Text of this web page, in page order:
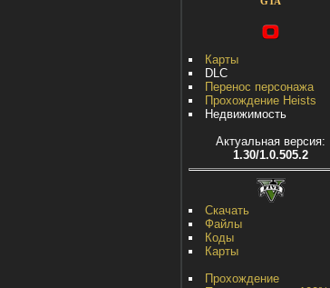
Карты
DLC
Перенос персонажа
Прохождение Heists
Недвижимость
Актуальная версия:
1.30/1.0.505.2
Скачать
Файлы
Коды
Карты
Прохождение